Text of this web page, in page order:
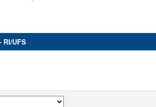
UFS